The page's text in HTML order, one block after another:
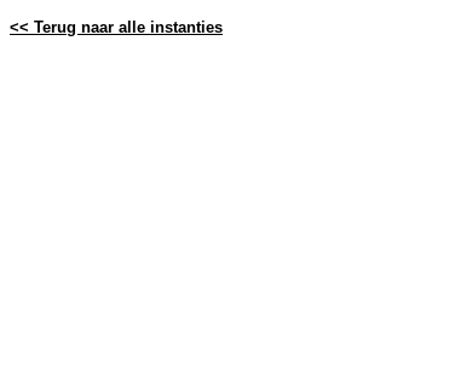
<< Terug naar alle instanties